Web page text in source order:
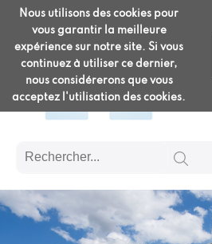
Nous utilisons des cookies pour
vous garantir la meilleure
expérience sur notre site. Si vous
continuez à utiliser ce dernier,
nous considérerons que vous
acceptez l'utilisation des cookies.
Aller
contenu
Pré-admission